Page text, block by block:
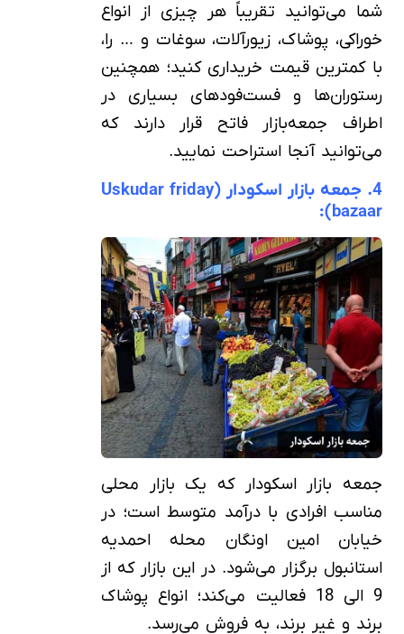
شما می‌توانید تقریباً هر چیزی از انواع
خوراکی، پوشاک، زیورآلات، سوغات و … را،
با کمترین قیمت خریداری کنید؛ همچنین
رستوران‌ها و فست‌فودهای بسیاری در
اطراف جمعه‌بازار فاتح قرار دارند که
می‌توانید آنجا استراحت نمایید.
4. جمعه‌ بازار اسکودار (Uskudar friday
bazaar):
جمعه‌ بازار اسکودار که یک بازار محلی
مناسب افرادی با درآمد متوسط است؛ در
خیابان امین اونگان محله احمدیه
استانبول برگزار می‌شود. در این بازار که از
9 الی 18 فعالیت می‌کند؛ انواع پوشاک
برند و غیر برند، به فروش می‌رسد.